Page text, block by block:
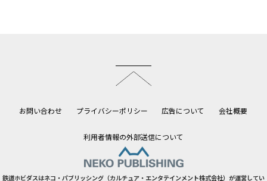
お問い合わせ プライバシーポリシー 広告について 会社概要
利用者情報の外部送信について
鉄道ホビダスはネコ・パブリッシング（カルチュア・エンタテインメント株式会社）が運営してい